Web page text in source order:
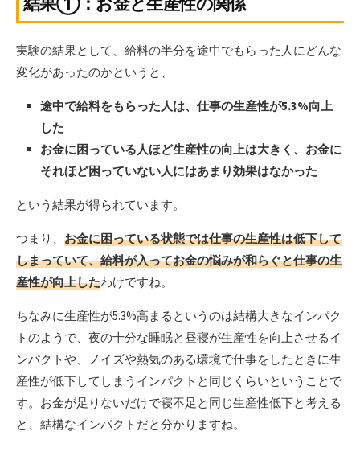
実験の結果として、給料の半分を途中でもらった人にどんな
変化があったのかというと、
途中で給料をもらった人は、仕事の生産性が5.3%向上
した
お金に困っている人ほど生産性の向上は大きく、お金に
それほど困っていない人にはあまり効果はなかった
という結果が得られています。
つまり、 お金に困っている状態では仕事の生産性は低下して
しまっていて、給料が入ってお金の悩みが和らぐと仕事の生
産性が向上したわけですね。
ちなみに生産性が5.3%高まるというのは結構大きなインパク
トのようで、夜の十分な睡眠と昼寝が生産性を向上させるイ
ンパクトや、ノイズや熱気のある環境で仕事をしたときに生
産性が低下してしまうインパクトと同じくらいということで
す。お金が足りないだけで寝不足と同じ生産性低下と考える
と、結構なインパクトだと分かりますね。